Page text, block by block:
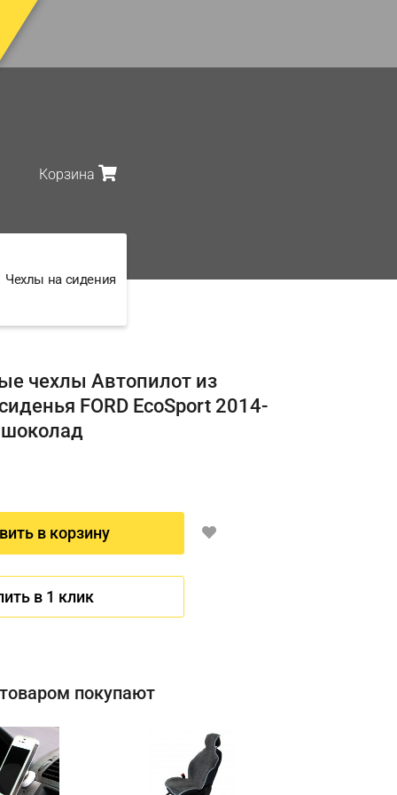
Корзина
Чехлы на сидения
чехлы Автопилот из
FORD EcoSport 2014-
в корзину
в 1 клик
покупают